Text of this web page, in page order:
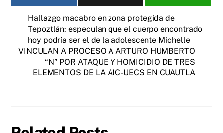
Hallazgo macabro en zona protegida de
Tepoztlán: especulan que el cuerpo encontrado
hoy podría ser el de la adolescente Michelle
VINCULAN A PROCESO A ARTURO HUMBERTO
“N” POR ATAQUE Y HOMICIDIO DE TRES
ELEMENTOS DE LA AIC-UECS EN CUAUTLA